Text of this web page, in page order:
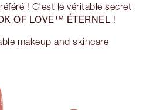
! C'est le véritable secret
OF LOVE™ ÉTERNEL !
makeup and skincare